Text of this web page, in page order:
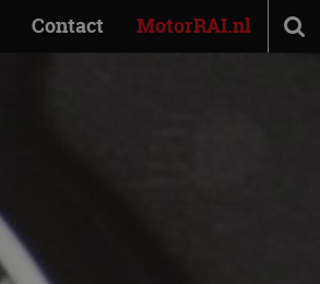
Contact MotorRAI.nl